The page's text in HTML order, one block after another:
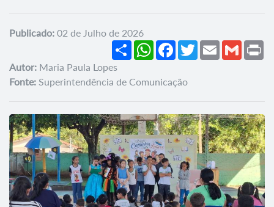
Publicado: 02 de Julho de 2026
Share WhatsAppFacebook
TwitterEmail Gmail
Autor: Maria Paula Lopes
Fonte: Superintendência de Comunicação